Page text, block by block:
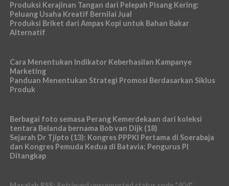
Produksi Kerajinan Tangan dari Pelepah Pisang Kering:
Peluang Usaha Kreatif Bernilai Jual
Produksi Briket dari Ampas Kopi untuk Bahan Bakar
Alternatif
Cara Menentukan Indikator Keberhasilan Kampanye
Marketing
Panduan Menentukan Strategi Promosi Berdasarkan Siklus
Produk
Berbagai foto semasa Perang Kemerdekaan dari koleksi
tentara Belanda bernama Bob van Dijk (18)
Sejarah Dr Tjipto (13): Kongres PPPKI Pertama di Soerabaja
dan Kongres Pemuda Kedua di Batavia; Pengurus PI
Ditangkap